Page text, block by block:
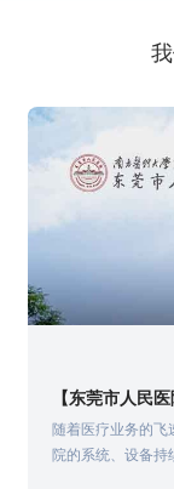
随着医疗业务的飞
院的系统、设备